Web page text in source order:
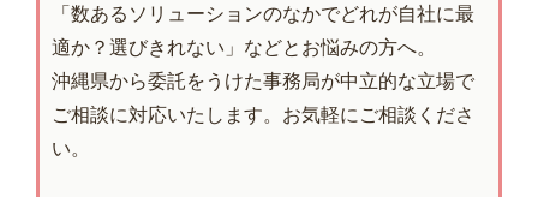
「数あるソリューションのなかでどれが自社に最
適か？選びきれない」などとお悩みの方へ。
沖縄県から委託をうけた事務局が中立的な立場で
ご相談に対応いたします。お気軽にご相談くださ
い。